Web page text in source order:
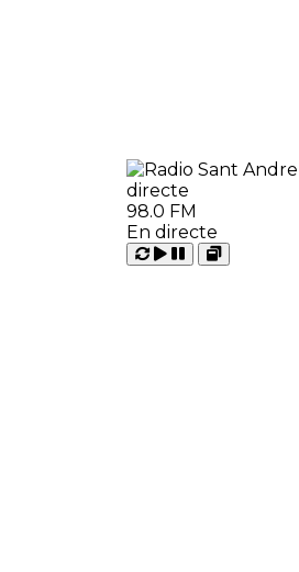
98.0 FM
En directe
Carregant
Reproduir
Pausar
Open